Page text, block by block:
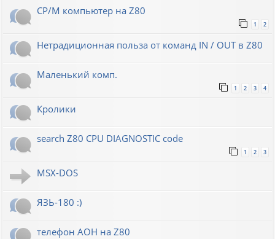
CP/M компьютер на Z80
1 2
Нетрадиционная польза от команд IN / OUT в Z80
Маленький комп.
1 2 3 4
Кролики
search Z80 CPU DIAGNOSTIC code
1 2 3
MSX-DOS
ЯЗЬ-180 :)
телефон АОН на Z80